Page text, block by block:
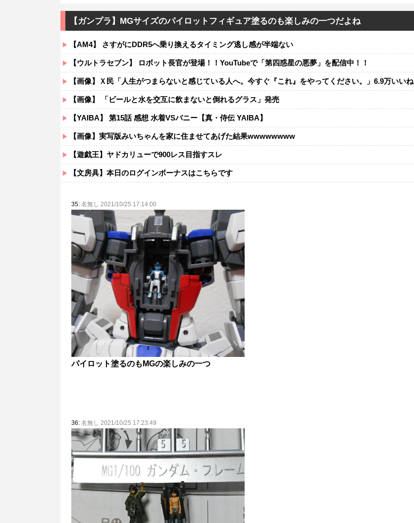
【ガンプラ】MGサイズのパイロットフィギュア塗るのも楽しみの一つだよね
【AM4】 さすがにDDR5へ乗り換えるタイミング逃し感が半端ない
【ウルトラセブン】 ロボット長官が登場！！YouTubeで「第四惑星の悪夢」を配信中！！
【画像】Ｘ民「人生がつまらないと感じている人へ。今すぐ『これ』をやってください。」6.9万いいね
【画像】 「ビールと水を交互に飲まないと倒れるグラス」発売
【YAIBA】 第15話 感想 水着VSバニー【真・侍伝 YAIBA】
【画像】実写版みいちゃんを家に住ませてあげた結果wwwwwwww
【遊戯王】ヤドカリューで900レス目指すスレ
【文房具】本日のログインボーナスはこちらです
35: 名無し 2021/10/25 17:14:00
パイロット塗るのもMGの楽しみの一つ
36: 名無し 2021/10/25 17:23:49